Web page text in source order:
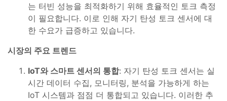
는 터빈 성능을 최적화하기 위해 효율적인 토크 측정
이 필요합니다. 이로 인해 자기 탄성 토크 센서에 대
한 수요가 급증하고 있습니다.
시장의 주요 트렌드
IoT와 스마트 센서의 통합: 자기 탄성 토크 센서는 실
시간 데이터 수집, 모니터링, 분석을 가능하게 하는
IoT 시스템과 점점 더 통합되고 있습니다. 이러한 추